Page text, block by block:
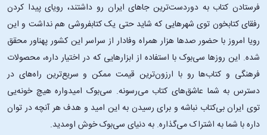
فرستادن کتاب به دوردست‌ترین جاهای ایران رو داشتند، رویای پیدا کردن
رفقای کتابخون توی شهرهایی که شاید حتی یک کتابفروشی هم نداشت و این
رویا امروز با حضور صدها هزار همراه وفادار از سراسر این کشور پهناور محقق
شده. این ‌روزها سی‌بوک با استفاده از ابزارهایی که در اختیار داره، محصولات
فرهنگی و کتاب‌ها رو با ارزون‌ترین قیمت ممکن و سریع‌ترین راه‌های در
دسترس به شما عاشق‌های کتاب می‌رسونه. سی‌بوک امیدواره هیچ خونه‌یی
توی ایران بی‌کتاب نباشه و برای رسیدن به این امید و هدف هر آنچه در توان
داره با شما به اشتراک می‌گذاره. به دنیای سی‌بوک خوش اومدید.